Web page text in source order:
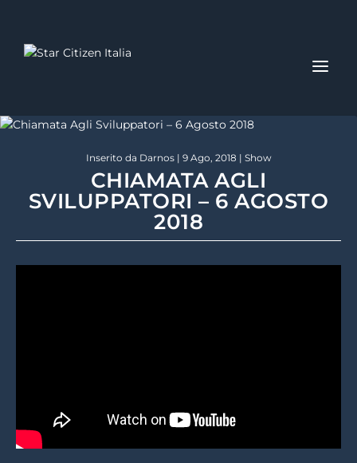
Inserito da Darnos| 9 Ago, 2018 | Show
CHIAMATA AGLI
SVILUPPATORI – 6 AGOSTO
2018